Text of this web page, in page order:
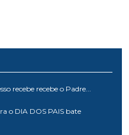
recebe recebe o Padre...
o DIA DOS PAIS bate